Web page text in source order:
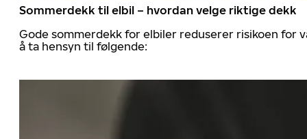
Sommerdekk til elbil – hvordan velge riktige dekk
Gode sommerdekk for elbiler reduserer risikoen for
å ta hensyn til følgende: